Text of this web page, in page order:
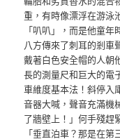
重，有時像漂浮在游泳
「叭叭」，而是他童
八方傳來了刺耳的剎車
戴著白色安全帽的人朝
長的測量尺和巨大的電
車維度基本法！斜停入
音器大喊，聲音充滿機
了牆壁上！」何手殘趕
「垂直泊車？那是在